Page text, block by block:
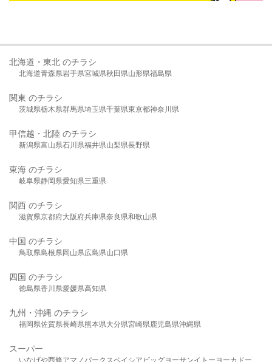
北海道・東北 のチラシ
北海道青森県岩手県宮城県秋田県山形県福島県
関東 のチラシ
茨城県栃木県群馬県埼玉県千葉県東京都神奈川県
甲信越・北陸 のチラシ
新潟県富山県石川県福井県山梨県長野県
東海 のチラシ
岐阜県静岡県愛知県三重県
関西 のチラシ
滋賀県京都府大阪府兵庫県奈良県和歌山県
中国 のチラシ
鳥取県島根県岡山県広島県山口県
四国 のチラシ
徳島県香川県愛媛県高知県
九州・沖縄 のチラシ
福岡県佐賀県長崎県熊本県大分県宮崎県鹿児島県沖縄県
スーパー
いなげや西條アマノパークスベイシア ビッグヨーサンイトーヨーカドー